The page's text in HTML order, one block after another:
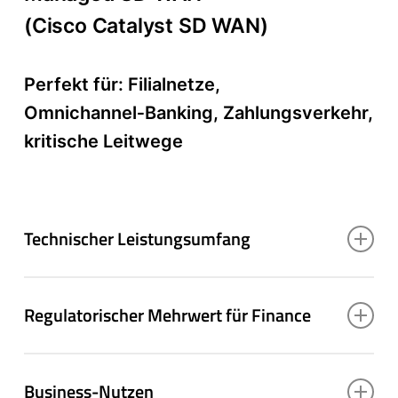
(Cisco Catalyst SD WAN)
Perfekt für: Filialnetze,
Omnichannel‑Banking, Zahlungsverkehr,
kritische Leitwege
Technischer Leistungsumfang
Catalyst SD‑WAN über Catalyst
Plattformen
Regulatorischer Mehrwert für Finance
Business-Nutzen